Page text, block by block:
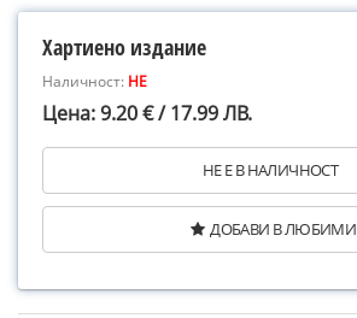
Хартиено издание
Наличност: НЕ
Цена: 9.20 € / 17.99 ЛВ.
НЕ Е В НАЛИЧНОСТ
ДОБАВИ В ЛЮБИМИ